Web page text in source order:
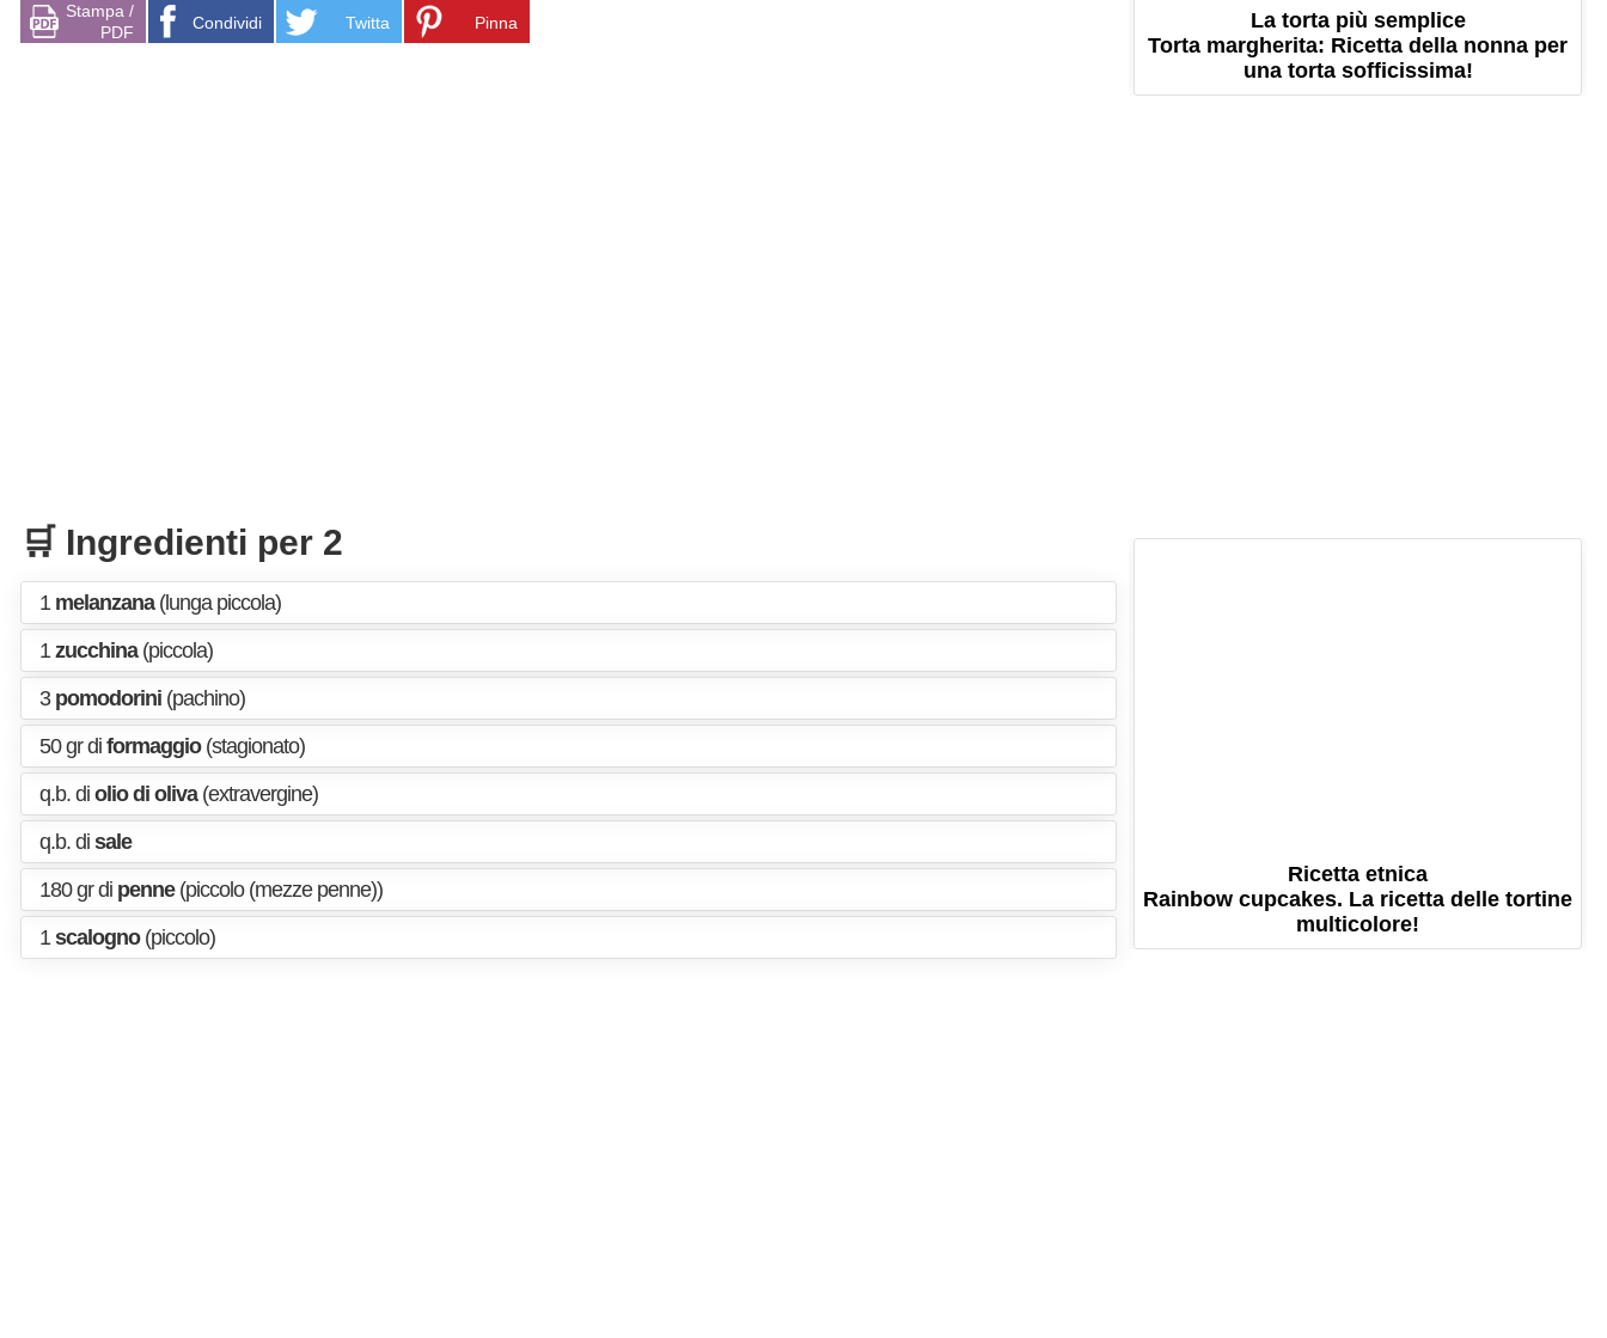
Stampa /
PDF
Condividi Twitta Pinna
🛒 Ingredienti per 2
1 melanzana(lunga piccola)
1zucchina(piccola)
3 pomodorini (pachino)
50 gr di formaggio(stagionato)
q.b. di olio di oliva(extravergine)
q.b. di sale
180 gr di penne(piccolo (mezze penne))
1scalogno(piccolo)
La torta più semplice
Torta margherita: Ricetta della nonna per
una torta sofficissima!
Ricetta etnica
Rainbow cupcakes. La ricetta delle tortine
multicolore!